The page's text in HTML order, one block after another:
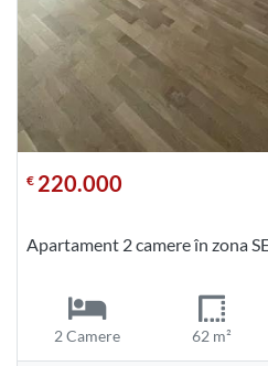
€ 220.000
Apartament 2 camere în zona
2 Camere 62 m²